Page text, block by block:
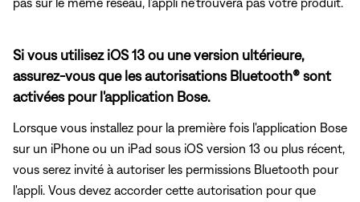
Si vous utilisez iOS 13 ou une version ultérieure,
assurez-vous que les autorisations Bluetooth® sont
activées pour l'application Bose.
Lorsque vous installez pour la première fois l'application Bose
sur un iPhone ou un iPad sous iOS version 13 ou plus récent,
vous serez invité à autoriser les permissions Bluetooth pour
l'appli. Vous devez accorder cette autorisation pour que